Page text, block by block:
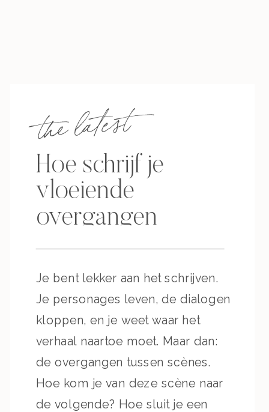
the latest
Hoe schrijf je
vloeiende
overgangen
tussen scènes?
Je bent lekker aan het schrijven.
Je personages leven, de dialogen
kloppen, en je weet waar het
verhaal naartoe moet. Maar dan:
de overgangen tussen scènes.
Hoe kom je van deze scène naar
de volgende? Hoe sluit je een